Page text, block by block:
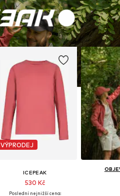
VÝPRODEJ
ICEPEAK
530 Kč
Poslední nejnižší cena: